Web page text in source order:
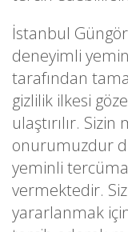
İstanbul
deneyimli
tarafından
gizlilik ilkesi
ulaştırılır.
onurumuzdur
yeminli
vermektedir.
yararlanmak